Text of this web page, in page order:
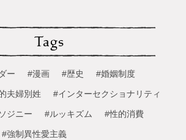
Tags
ー #漫画 #歴史 #婚姻制度
夫婦別姓 #インターセクショナリティ
ジニー #ルッキズム #性的消費
#強制異性愛主義